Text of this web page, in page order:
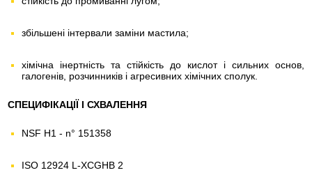
збільшені інтервали заміни мастила;
хімічна інертність та стійкість до кислот і сильних основ,
галогенів, розчинників і агресивних хімічних сполук.
СПЕЦИФІКАЦІЇ І СХВАЛЕННЯ
NSF H1 - n° 151358
ISO 12924 L-XCGHB 2